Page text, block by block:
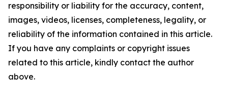
responsibility or liability for the accuracy, content,
images, videos, licenses, completeness, legality, or
reliability of the information contained in this article.
If you have any complaints or copyright issues
related to this article, kindly contact the author
above.